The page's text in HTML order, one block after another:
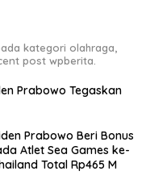
kategori olahraga,
post wpberita.
Prabowo Tegaskan
Prabowo Beri Bonus
Atlet Sea Games ke-
Total Rp465 M